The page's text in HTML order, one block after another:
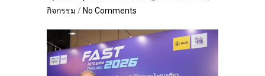
กิจกรรม / No Comments